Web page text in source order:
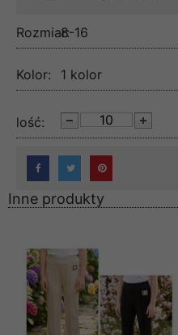
Rozmiar:8-16
Kolor: 1 kolor
lość:
Inne produkty